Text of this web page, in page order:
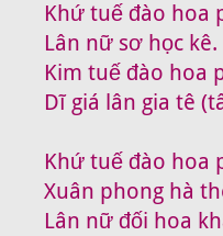
Khứ tuế đào hoa
Lân nữ sơ học kê.
Kim tuế đào hoa
Dĩ giá lân gia tê
Khứ tuế đào hoa
Xuân phong hà
Lân nữ đối hoa